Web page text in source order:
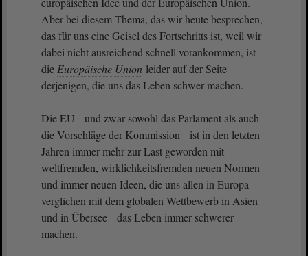
Aber bei diesem Thema, das wir heute besprechen,
das für uns eine Geisel des Fortschritts ist, weil wir
dabei nicht ausreichend schnell vorankommen, ist
die Europäische Union leider auf der Seite
derjenigen, die uns das Leben schwer machen.
Die EU und zwar sowohl das Parlament als auch
die Vorschläge der Kommission ist in den letzten
Jahren immer mehr zur Last geworden mit
weltfremden, wirklichkeitsfremden neuen Normen
und immer neuen Ideen, die uns allen in Europa
verglichen mit dem globalen Wettbewerb in Asien
und in Übersee das Leben immer schwerer
machen.